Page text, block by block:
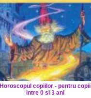
Horoscopul copiilor - pentru copii
intre 0 si 3 ani